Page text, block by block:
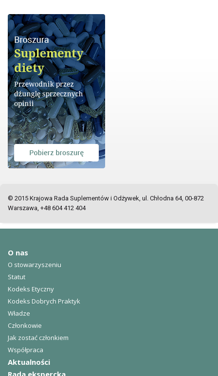
© 2015 Krajowa Rada Suplementów i Odżywek, ul. Chłodna 64, 00-872
Warszawa, +48 604 412 404
O nas
O stowarzyszeniu
Statut
Kodeks Etyczny
Kodeks Dobrych Praktyk
Władze
Członkowie
Jak zostać członkiem
Współpraca
Aktualności
Rada ekspercka